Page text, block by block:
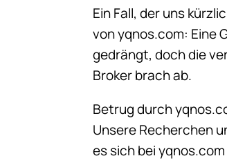
Ein Fall, der uns
von yqnos.com: Eine
gedrängt, doch die
Broker brach ab.
Betrug durch
Unsere Recherchen
es sich bei